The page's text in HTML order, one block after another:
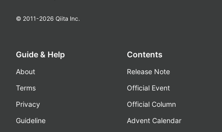
© 2011-2026 Qiita Inc.
Guide & Help
About
Terms
Privacy
Guideline
Contents
Release Note
Official Event
Official Column
Advent Calendar